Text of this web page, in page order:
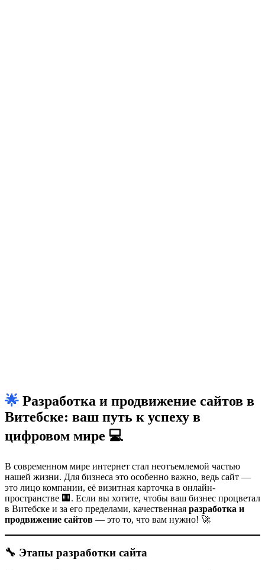
🌟 Разработка и продвижение сайтов в
Витебске: ваш путь к успеху в
цифровом мире 💻
В современном мире интернет стал неотъемлемой частью
нашей жизни. Для бизнеса это особенно важно, ведь сайт —
это лицо компании, её визитная карточка в онлайн-
пространстве 🏢. Если вы хотите, чтобы ваш бизнес процветал
в Витебске и за его пределами, качественная разработка и
продвижение сайтов — это то, что вам нужно! 🚀
🔧 Этапы разработки сайта